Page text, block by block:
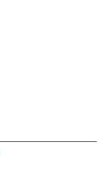
RECEIVE NOTIFICATIONS ABOUT